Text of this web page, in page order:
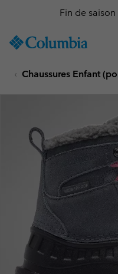
TO
SKIP
MAIN
SKIP
TO
SEARCH
Fin de
Chaussures Enfant